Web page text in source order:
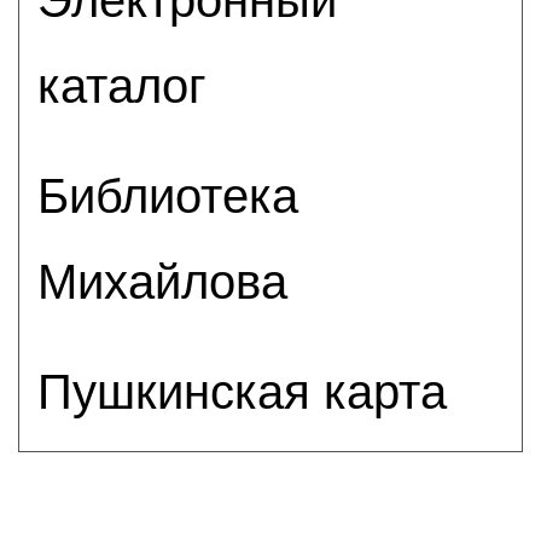
каталог
Библиотека
Михайлова
Пушкинская карта